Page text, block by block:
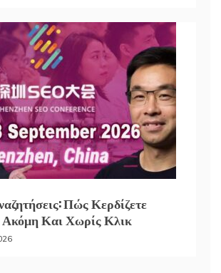
Πώς Κερδίζετε
Και Χωρίς Κλικ